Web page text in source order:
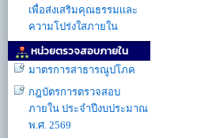
เพื่อส่งเสริมคุณธรรมเเละ
ความโปร่งใสภายใน
หน่วยตรวจสอบภายใน
มาตรการสาธารณูปโภค
กฎบัตรการตรวจสอบ
ภายใน ประจำปีงบประมาณ
พ.ศ. 2569